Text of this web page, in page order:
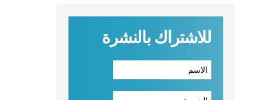
للاشتراك بالنشرة